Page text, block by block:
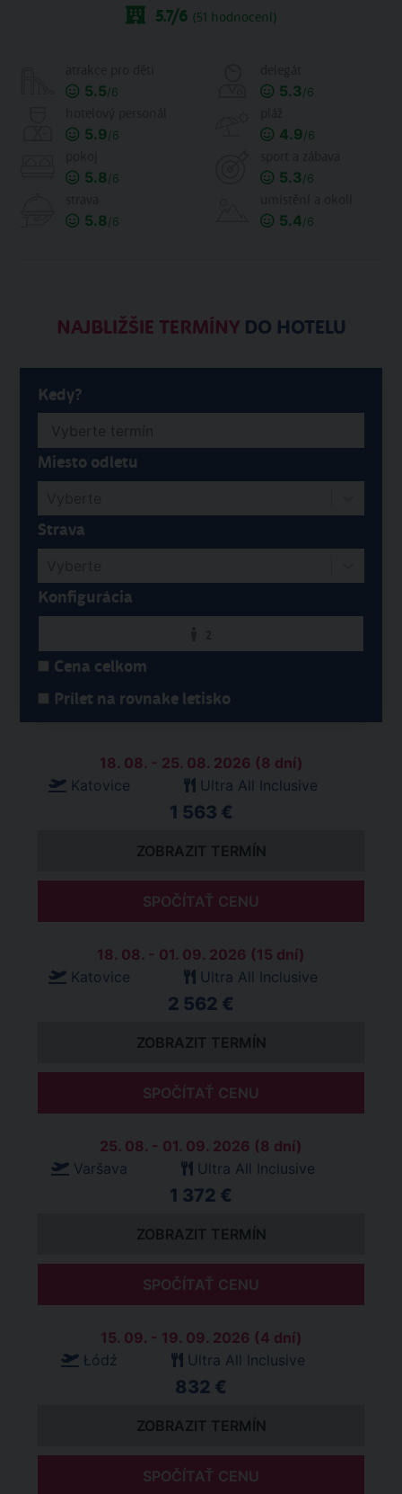
5.7/6 (51 hodnocení)
5.5/6 5.3/6
5.9/6 4.9/6
5.8/6 5.3/6
5.8/6 5.4/6
NAJBLIŽŠIE TERMÍNYDO HOTELU
Kedy?
Miesto odletu
Strava
Konfigurácia
Cena celkom
Prílet na rovnake letisko
18. 08. - 25. 08. 2026 (8 dní)
Katovice
Ultra All Inclusive
1 563 €
ZOBRAZIT TERMÍN
SPOČÍTAŤ CENU
18. 08. - 01. 09. 2026 (15 dní)
Katovice
Ultra All Inclusive
2 562 €
ZOBRAZIT TERMÍN
SPOČÍTAŤ CENU
25. 08. - 01. 09. 2026 (8 dní)
Varšava
Ultra All Inclusive
1 372 €
ZOBRAZIT TERMÍN
SPOČÍTAŤ CENU
15. 09. - 19. 09. 2026 (4 dní)
Łódź
Ultra All Inclusive
832 €
ZOBRAZIT TERMÍN
SPOČÍTAŤ CENU